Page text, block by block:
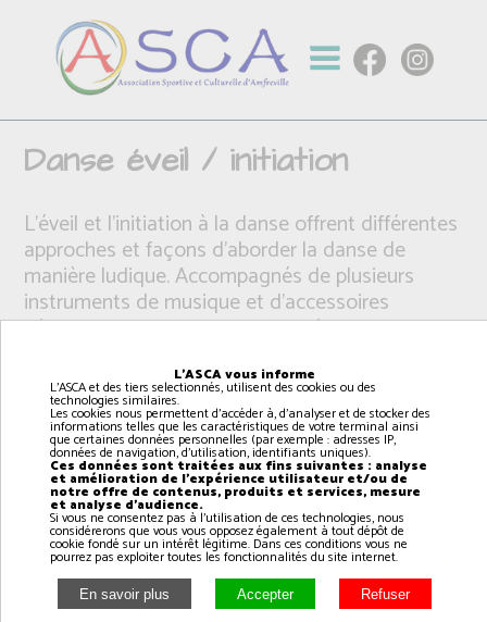
Danse éveil / initiation
L'éveil et l'initiation à la danse offrent différentes
approches et façons d’aborder la danse de
manière ludique. Accompagnés de plusieurs
instruments de musique et d'accessoires
pédagogique, les enfants vont développer leur
danse après quelques années ( classique, jazz,
contemporain )
L'ASCA vous informe
L'ASCA et des tiers selectionnés, utilisent des cookies ou des
technologies similaires.
Les cookies nous permettent d'accéder à, d'analyser et de stocker des
informations telles que les caractéristiques de votre terminal ainsi
que certaines données personnelles (par exemple : adresses IP,
données de navigation, d'utilisation, identifiants uniques).
Ces données sont traitées aux fins suivantes : analyse
et amélioration de l'expérience utilisateur et/ou de
notre offre de contenus, produits et services, mesure
et analyse d'audience.
Si vous ne consentez pas à l'utilisation de ces technologies, nous
considérerons que vous vous opposez également à tout dépôt de
cookie fondé sur un intérêt légitime. Dans ces conditions vous ne
pourrez pas exploiter toutes les fonctionnalités du site internet.